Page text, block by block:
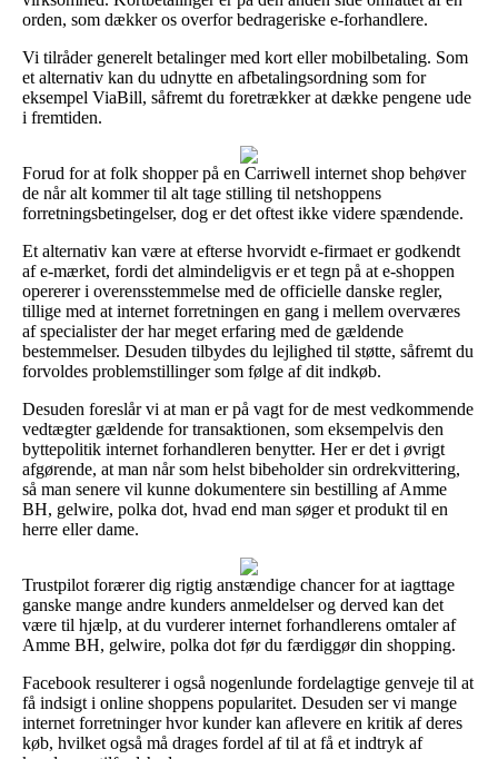
orden, som dækker os overfor bedrageriske e-forhandlere.
Vi tilråder generelt betalinger med kort eller mobilbetaling. Som
et alternativ kan du udnytte en afbetalingsordning som for
eksempel ViaBill, såfremt du foretrækker at dække pengene ude
i fremtiden.
Forud for at folk shopper på en Carriwell internet shop behøver
de når alt kommer til alt tage stilling til netshoppens
forretningsbetingelser, dog er det oftest ikke videre spændende.
Et alternativ kan være at efterse hvorvidt e-firmaet er godkendt
af e-mærket, fordi det almindeligvis er et tegn på at e-shoppen
opererer i overensstemmelse med de officielle danske regler,
tillige med at internet forretningen en gang i mellem overværes
af specialister der har meget erfaring med de gældende
bestemmelser. Desuden tilbydes du lejlighed til støtte, såfremt du
forvoldes problemstillinger som følge af dit indkøb.
Desuden foreslår vi at man er på vagt for de mest vedkommende
vedtægter gældende for transaktionen, som eksempelvis den
byttepolitik internet forhandleren benytter. Her er det i øvrigt
afgørende, at man når som helst bibeholder sin ordrekvittering,
så man senere vil kunne dokumentere sin bestilling af Amme
BH, gelwire, polka dot, hvad end man søger et produkt til en
herre eller dame.
Trustpilot forærer dig rigtig anstændige chancer for at iagttage
ganske mange andre kunders anmeldelser og derved kan det
være til hjælp, at du vurderer internet forhandlerens omtaler af
Amme BH, gelwire, polka dot før du færdiggør din shopping.
Facebook resulterer i også nogenlunde fordelagtige genveje til at
få indsigt i online shoppens popularitet. Desuden ser vi mange
internet forretninger hvor kunder kan aflevere en kritik af deres
køb, hvilket også må drages fordel af til at få et indtryk af